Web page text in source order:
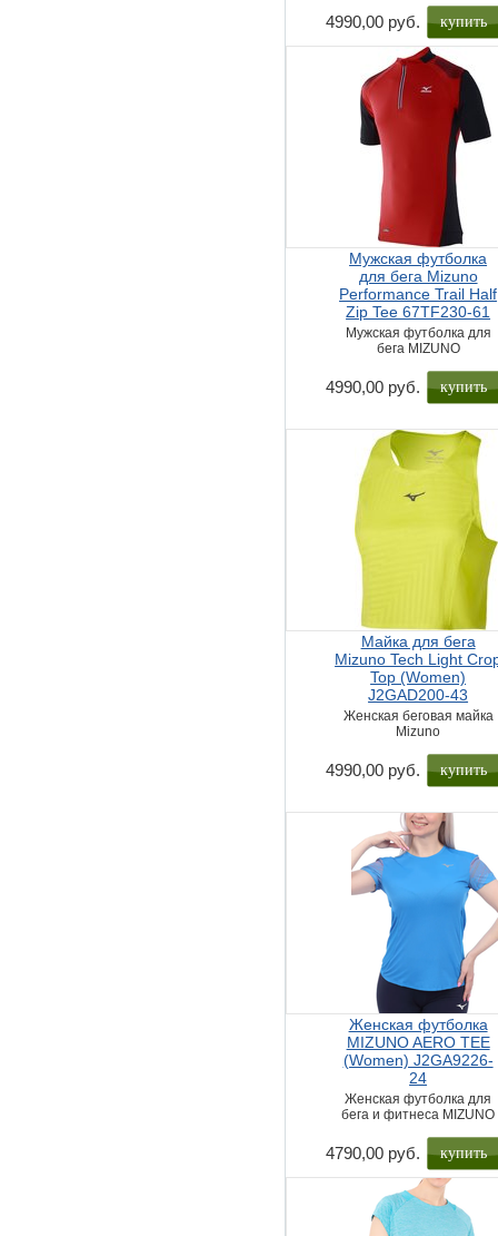
4990,00 руб. купить
Мужская футболка
для бега Mizuno
Performance Trail Half
Zip Tee 67TF230-61
Мужская футболка для
бега MIZUNO
4990,00 руб. купить
Майка для бега
Mizuno Tech Light
Top (Women)
J2GAD200-43
Женская беговая майка
Mizuno
4990,00 руб. купить
Женская футболка
MIZUNO AERO TEE
(Women) J2GA9226-
24
Женская футболка для
бега и фитнеса MIZUNO
4790,00 руб. купить